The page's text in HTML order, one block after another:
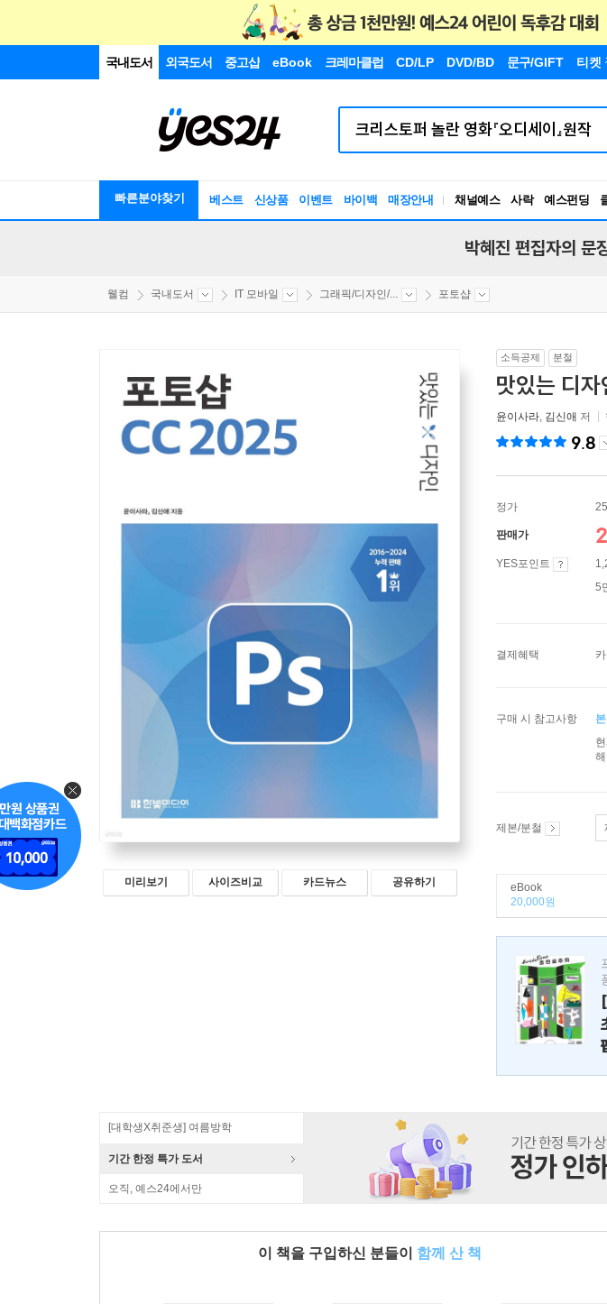
국내도서 외국도서 중고샵 eBook 크레마클럽 CD/LP DVD/BD 문구/GIFT 티켓
빠른분야찾기 베스트 신상품 이벤트 바이백 매장안내 채널예스 사락 예스펀딩
박혜진 편집자의 문
웰컴 국내도서 IT 모바일 그래픽/디자인/... 포토샵
미리보기 사이즈비교 카드뉴스 공유하기
소득공제 분철
맛있는 디
윤이사라, 김신애 저
9.8
정가
판매가
YES포인트
5
결제혜택
구매 시 참고사항
제본/분철
eBook
20,000원
[대학생X취준생] 여름방학
기간 한정 특가 도서
오직, 예스24에서만
이 책을 구입하신 분들이 함께 산 책